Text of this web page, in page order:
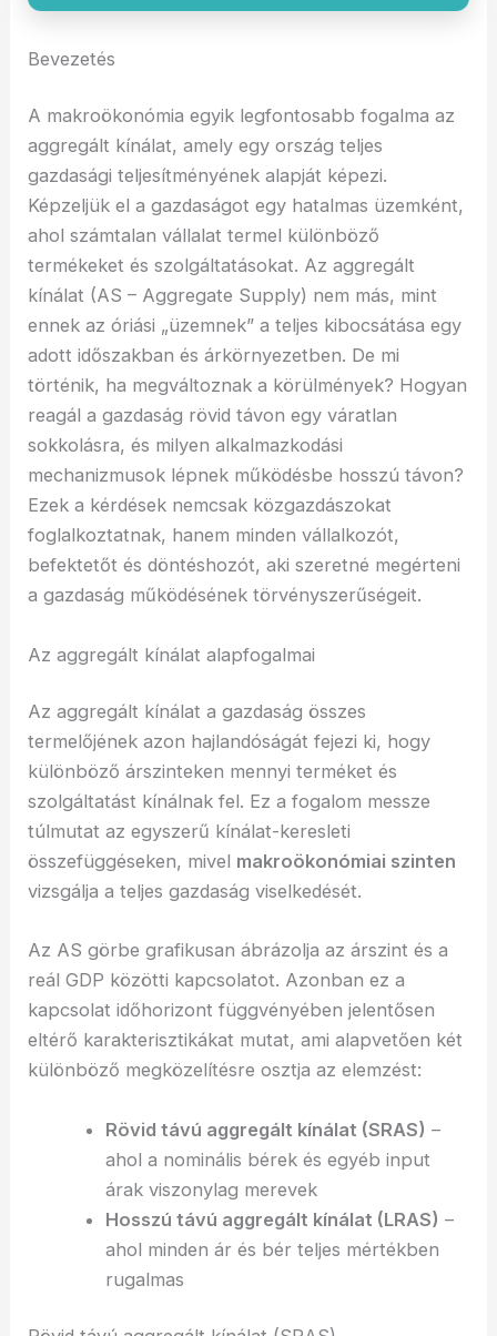
Bevezetés
A makroökonómia egyik legfontosabb fogalma az
aggregált kínálat, amely egy ország teljes
gazdasági teljesítményének alapját képezi.
Képzeljük el a gazdaságot egy hatalmas üzemként,
ahol számtalan vállalat termel különböző
termékeket és szolgáltatásokat. Az aggregált
kínálat (AS – Aggregate Supply) nem más, mint
ennek az óriási „üzemnek” a teljes kibocsátása egy
adott időszakban és árkörnyezetben. De mi
történik, ha megváltoznak a körülmények? Hogyan
reagál a gazdaság rövid távon egy váratlan
sokkolásra, és milyen alkalmazkodási
mechanizmusok lépnek működésbe hosszú távon?
Ezek a kérdések nemcsak közgazdászokat
foglalkoztatnak, hanem minden vállalkozót,
befektetőt és döntéshozót, aki szeretné megérteni
a gazdaság működésének törvényszerűségeit.
Az aggregált kínálat alapfogalmai
Az aggregált kínálat a gazdaság összes
termelőjének azon hajlandóságát fejezi ki, hogy
különböző árszinteken mennyi terméket és
szolgáltatást kínálnak fel. Ez a fogalom messze
túlmutat az egyszerű kínálat-keresleti
összefüggéseken, mivel makroökonómiai szinten
vizsgálja a teljes gazdaság viselkedését.
Az AS görbe grafikusan ábrázolja az árszint és a
reál GDP közötti kapcsolatot. Azonban ez a
kapcsolat időhorizont függvényében jelentősen
eltérő karakterisztikákat mutat, ami alapvetően két
különböző megközelítésre osztja az elemzést:
Rövid távú aggregált kínálat (SRAS) –
ahol a nominális bérek és egyéb input
árak viszonylag merevek
Hosszú távú aggregált kínálat (LRAS) –
ahol minden ár és bér teljes mértékben
rugalmas